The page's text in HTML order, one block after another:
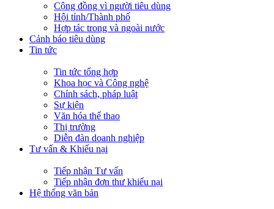
Cộng đồng vì người tiêu dùng
Hội tỉnh/Thành phố
Hợp tác trong và ngoài nước
Cảnh báo tiêu dùng
Tin tức
Tin tức tổng hợp
Khoa học và Công nghệ
Chính sách, pháp luật
Sự kiện
Văn hóa thể thao
Thị trường
Diễn đàn doanh nghiệp
Tư vấn & Khiếu nại
Tiếp nhận Tư vấn
Tiếp nhận đơn thư khiếu nại
Hệ thống văn bản